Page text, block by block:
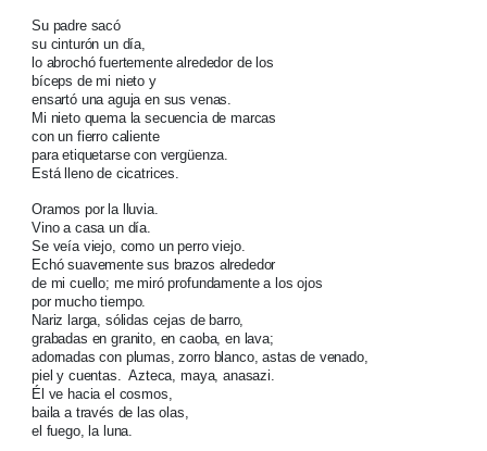
Su padre sacó
su cinturón un día,
lo abrochó fuertemente alrededor de los
bíceps de mi nieto y
ensartó una aguja en sus venas.
Mi nieto quema la secuencia de marcas
con un fierro caliente
para etiquetarse con vergüenza.
Está lleno de cicatrices.
Oramos por la lluvia.
Vino a casa un día.
Se veía viejo, como un perro viejo.
Echó suavemente sus brazos alrededor
de mi cuello; me miró profundamente a los ojos
por mucho tiempo.
Nariz larga, sólidas cejas de barro,
grabadas en granito, en caoba, en lava;
adornadas con plumas, zorro blanco, astas de venado,
piel y cuentas. Azteca, maya, anasazi.
Él ve hacia el cosmos,
baila a través de las olas,
el fuego, la luna.